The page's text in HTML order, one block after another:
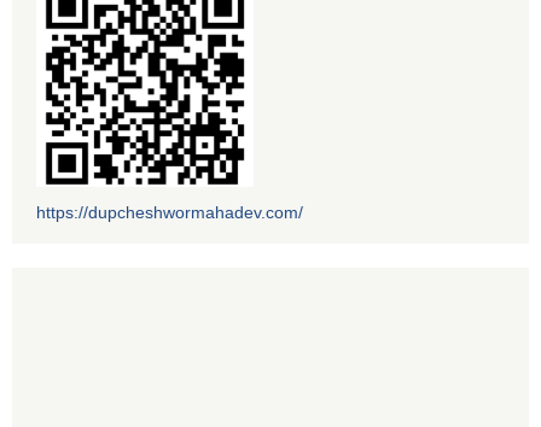
https://dupcheshwormahadev.com/